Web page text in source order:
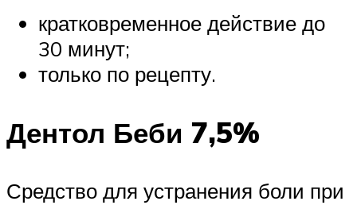
кратковременное действие до
30 минут;
только по рецепту.
Дентол Беби 7,5%
Средство для устранения боли при